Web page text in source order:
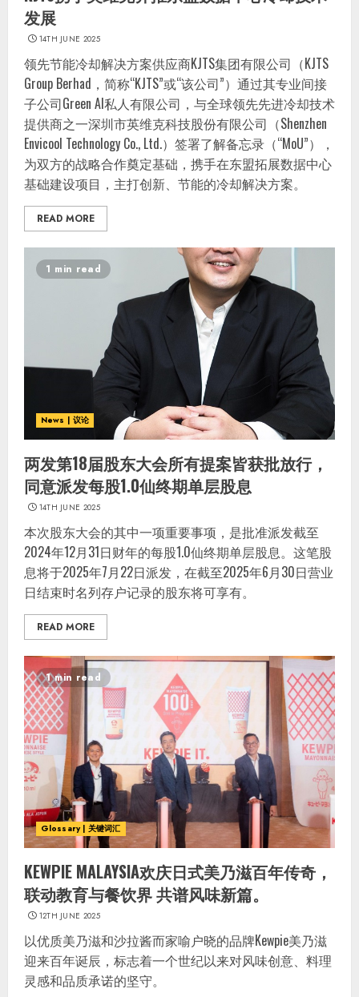
发展
14TH JUNE 2025
领先节能冷却解决方案供应商KJTS集团有限公司（KJTS
Group Berhad，简称“KJTS”或“该公司”）通过其专业间接
子公司Green AI私人有限公司，与全球领先先进冷却技术
提供商之一深圳市英维克科技股份有限公司（Shenzhen
Envicool Technology Co., Ltd.）签署了解备忘录（“MoU”），
为双方的战略合作奠定基础，携手在东盟拓展数据中心
基础建设项目，主打创新、节能的冷却解决方案。
READ MORE
1 min read
News | 议论
两发第18届股东大会所有提案皆获批放行，
同意派发每股1.0仙终期单层股息
14TH JUNE 2025
本次股东大会的其中一项重要事项，是批准派发截至
2024年12月31日财年的每股1.0仙终期单层股息。这笔股
息将于2025年7月22日派发，在截至2025年6月30日营业
日结束时名列存户记录的股东将可享有。
READ MORE
1 min read
Glossary | 关键词汇
KEWPIE MALAYSIA欢庆日式美乃滋百年传奇，
联动教育与餐饮界 共谱风味新篇。
12TH JUNE 2025
以优质美乃滋和沙拉酱而家喻户晓的品牌Kewpie美乃滋
迎来百年诞辰，标志着一个世纪以来对风味创意、料理
灵感和品质承诺的坚守。